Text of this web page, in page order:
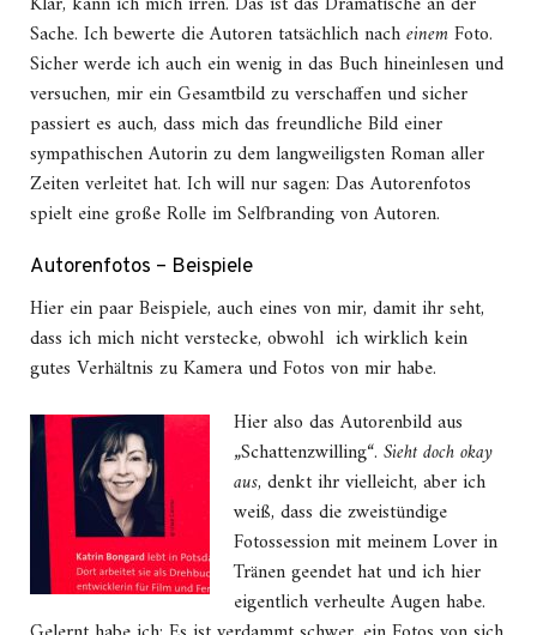
Sache. Ich bewerte die Autoren tatsächlich nacheinemFoto.
Sicher werde ich auch ein wenig in das Buch hineinlesen und
versuchen, mir ein Gesamtbild zu verschaffen und sicher
passiert es auch, dass mich das freundliche Bild einer
sympathischen Autorin zu dem langweiligsten Roman aller
Zeiten verleitet hat. Ich will nur sagen: Das Autorenfotos
spielt eine große Rolle im Selfbranding von Autoren.
Autorenfotos – Beispiele
Hier ein paar Beispiele, auch eines von mir, damit ihr seht,
dass ich mich nicht verstecke, obwohl ich wirklich kein
gutes Verhältnis zu Kamera und Fotos von mir habe.
Hier also das Autorenbild aus
„Schattenzwilling“. Sieht doch okay
aus, denkt ihr vielleicht, aber ich
weiß, dass die zweistündige
Fotossession mit meinem Lover in
Tränen geendet hat und ich hier
eigentlich verheulte Augen habe.